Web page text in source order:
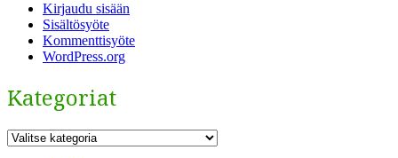
Kirjaudu sisään
Sisältösyöte
Kommenttisyöte
WordPress.org
Kategoriat
Kategoriat